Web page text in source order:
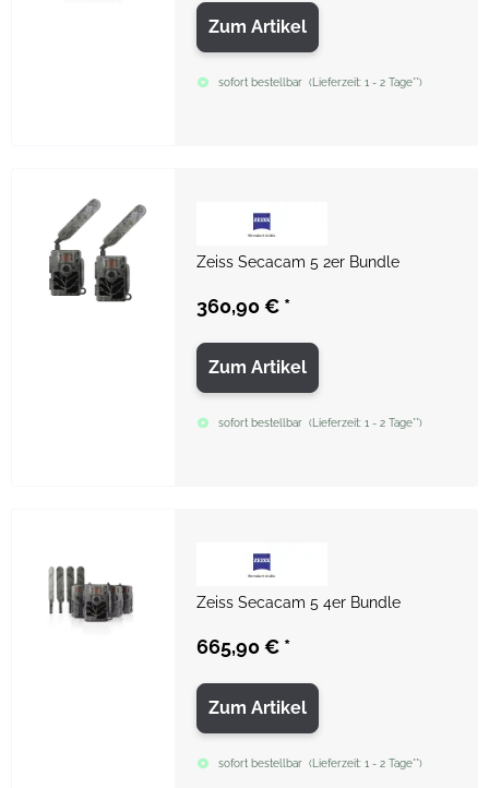
Zum Artikel
sofort bestellbar ( Lieferzeit:1 - 2 Tage**)
Zeiss Secacam 5 2er Bundle
360,90 € *
Zum Artikel
sofort bestellbar ( Lieferzeit:1 - 2 Tage**)
Zeiss Secacam 5 4er Bundle
665,90 € *
Zum Artikel
sofort bestellbar ( Lieferzeit:1 - 2 Tage**)